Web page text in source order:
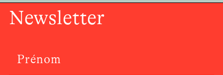
Newsletter